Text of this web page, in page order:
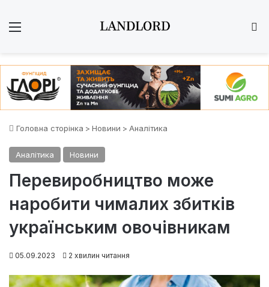
Головна сторінка > Новини > Аналітика
Аналітика Новини
Перевиробництво може
наробити чималих збитків
українським овочівникам
05.09.2023 2 хвилин читання